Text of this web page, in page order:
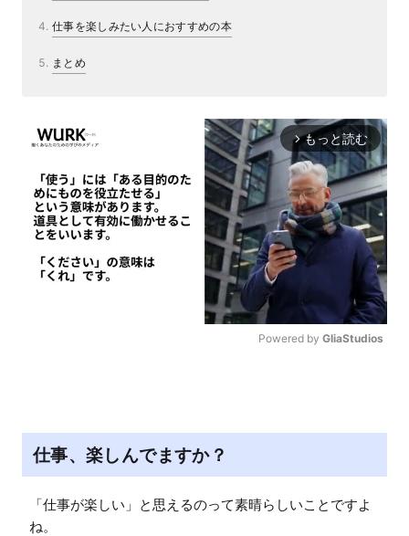
仕事を楽しみたい人におすすめの本
まとめ
arrow_forward_ios もっと読む
Powered by GliaStudios
仕事、楽しんでますか？
「仕事が楽しい」と思えるのって素晴らしいことですよ
ね。